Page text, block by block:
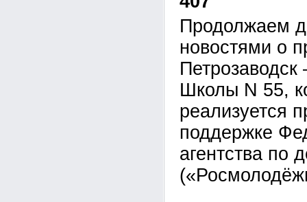
Продолжаем
новостями о
Школы N 55,
реализуется
поддержке
агентства по